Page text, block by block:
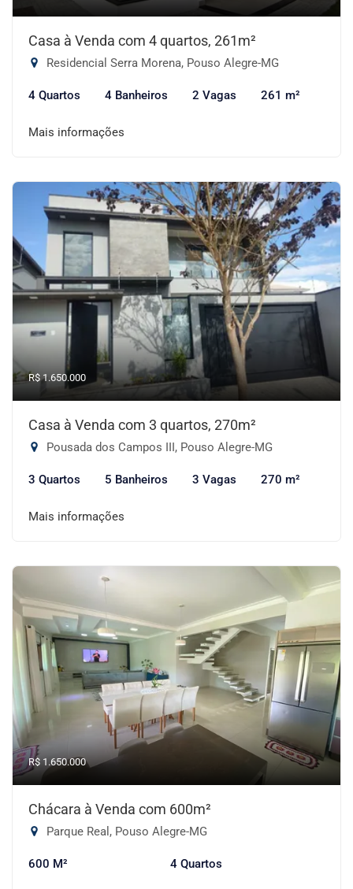
Casa à Venda com 4 quartos, 261m²
Residencial Serra Morena, Pouso Alegre-MG
4 Quartos 4 Banheiros 2 Vagas 261 m²
Mais informações
R$ 1.650.000
Casa à Venda com 3 quartos, 270m²
Pousada dos Campos III, Pouso Alegre-MG
3 Quartos 5 Banheiros 3 Vagas 270 m²
Mais informações
R$ 1.650.000
Chácara à Venda com 600m²
Parque Real, Pouso Alegre-MG
600 M² 4 Quartos